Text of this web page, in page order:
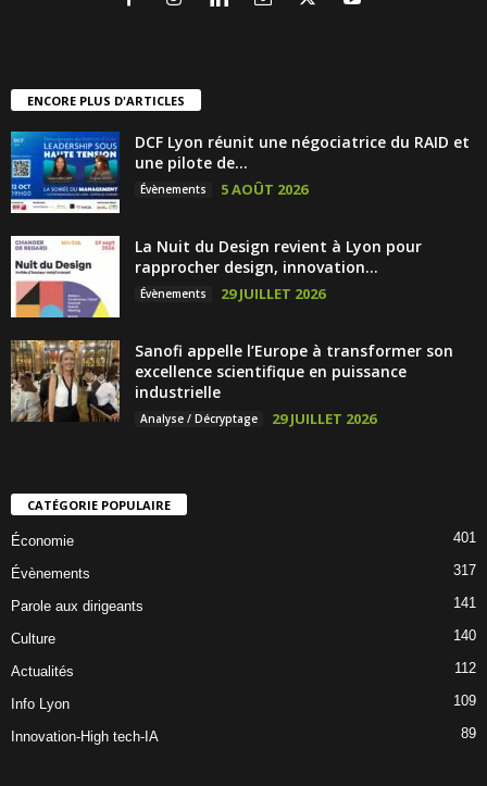
ENCORE PLUS D'ARTICLES
DCF Lyon réunit une négociatrice du RAID et
une pilote de...
Évènements 5 AOÛT 2026
La Nuit du Design revient à Lyon pour
rapprocher design, innovation...
Évènements 29 JUILLET 2026
Sanofi appelle l’Europe à transformer son
excellence scientifique en puissance
industrielle
Analyse / Décryptage 29 JUILLET 2026
CATÉGORIE POPULAIRE
Économie 401
Évènements 317
Parole aux dirigeants 141
Culture 140
Actualités 112
Info Lyon 109
Innovation-High tech-IA 89